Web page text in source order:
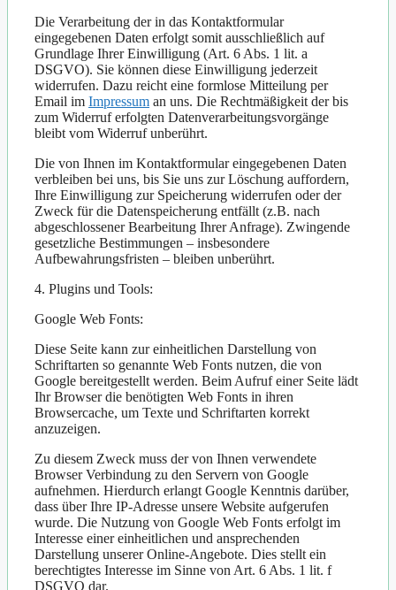
Die Verarbeitung der in das Kontaktformular
eingegebenen Daten erfolgt somit ausschließlich auf
Grundlage Ihrer Einwilligung (Art. 6 Abs. 1 lit. a
DSGVO). Sie können diese Einwilligung jederzeit
widerrufen. Dazu reicht eine formlose Mitteilung per
Email im Impressum an uns. Die Rechtmäßigkeit der bis
zum Widerruf erfolgten Datenverarbeitungsvorgänge
bleibt vom Widerruf unberührt.
Die von Ihnen im Kontaktformular eingegebenen Daten
verbleiben bei uns, bis Sie uns zur Löschung auffordern,
Ihre Einwilligung zur Speicherung widerrufen oder der
Zweck für die Datenspeicherung entfällt (z.B. nach
abgeschlossener Bearbeitung Ihrer Anfrage). Zwingende
gesetzliche Bestimmungen – insbesondere
Aufbewahrungsfristen – bleiben unberührt.
4. Plugins und Tools:
Google Web Fonts:
Diese Seite kann zur einheitlichen Darstellung von
Schriftarten so genannte Web Fonts nutzen, die von
Google bereitgestellt werden. Beim Aufruf einer Seite lädt
Ihr Browser die benötigten Web Fonts in ihren
Browsercache, um Texte und Schriftarten korrekt
anzuzeigen.
Zu diesem Zweck muss der von Ihnen verwendete
Browser Verbindung zu den Servern von Google
aufnehmen. Hierdurch erlangt Google Kenntnis darüber,
dass über Ihre IP-Adresse unsere Website aufgerufen
wurde. Die Nutzung von Google Web Fonts erfolgt im
Interesse einer einheitlichen und ansprechenden
Darstellung unserer Online-Angebote. Dies stellt ein
berechtigtes Interesse im Sinne von Art. 6 Abs. 1 lit. f
DSGVO dar.